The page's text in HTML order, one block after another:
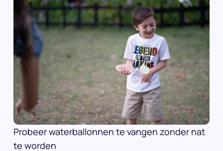
Probeer waterballonnen te vangen zonder nat
te worden